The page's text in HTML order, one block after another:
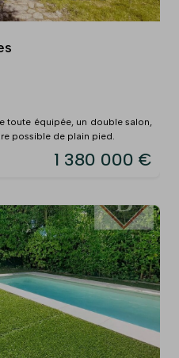
toute équipée, un double salon,
possible de plain pied.
1 380 000 €